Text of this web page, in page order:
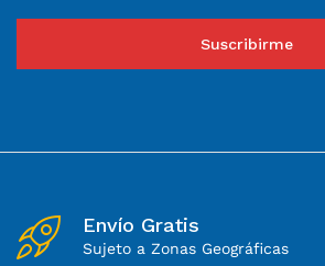
Suscribirme
Envío Gratis
Sujeto a Zonas Geográficas